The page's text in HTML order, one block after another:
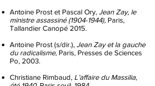
Antoine Prost et Pascal Ory, Jean Zay, le
ministre assassiné (1904-1944), Paris,
Tallandier Canopé 2015.
Antoine Prost (s/dir.), Jean Zay et la gauche
du radicalisme, Paris, Presses de Sciences
Po, 2003.
Christiane Rimbaud, L’affaire du Massilia,